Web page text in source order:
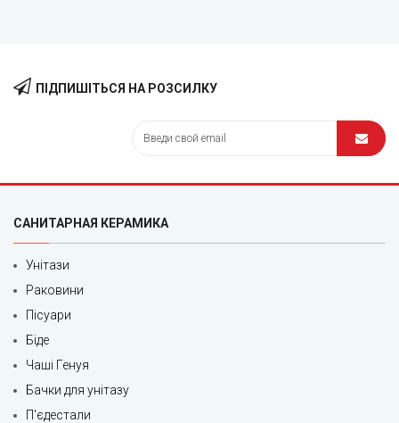
ПІДПИШІТЬСЯ НА РОЗСИЛКУ
САНИТАРНАЯ КЕРАМИКА
Унітази
Раковини
Пісуари
Біде
Чаші Генуя
Бачки для унітазу
П'єдестали